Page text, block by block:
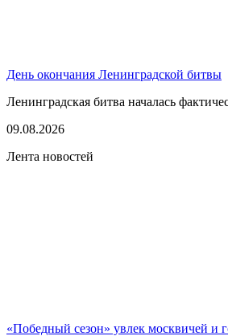
День окончания Ленинградской битвы
Ленинградская битва началась
09.08.2026
Лента новостей
«Победный сезон» увлек москвичей и